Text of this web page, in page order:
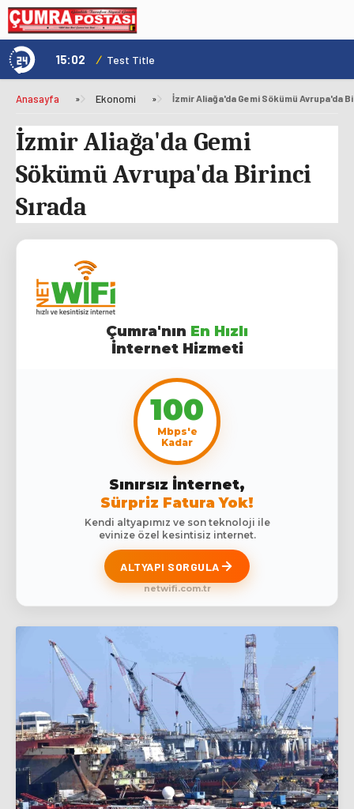
15:02 / Test Title
Anasayfa » Ekonomi » İzmir Aliağa'da Gemi Sökümü Avrupa'da
İzmir Aliağa'da Gemi
Sökümü Avrupa'da Birinci
Sırada
Çumra'nın En Hızlı
İnternet Hizmeti
100
Mbps'e
Kadar
Sınırsız İnternet,
Sürpriz Fatura Yok!
Kendi altyapımız ve son teknoloji ile
evinize özel kesintisiz internet.
ALTYAPI SORGULA
netwifi.com.tr